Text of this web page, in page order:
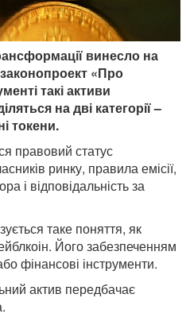
винесло на
«Про
такі активи
на дві категорії –
токени.
правовий статус
ринку, правила емісії,
і відповідальність за
таке поняття, як
Його забезпеченням
фінансові інструменти.
актив передбачає